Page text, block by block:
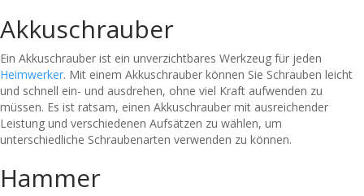
Akkuschrauber
Ein Akkuschrauber ist ein unverzichtbares Werkzeug für jeden
Heimwerker. Mit einem Akkuschrauber können Sie Schrauben leicht
und schnell ein- und ausdrehen, ohne viel Kraft aufwenden zu
müssen. Es ist ratsam, einen Akkuschrauber mit ausreichender
Leistung und verschiedenen Aufsätzen zu wählen, um
unterschiedliche Schraubenarten verwenden zu können.
Hammer